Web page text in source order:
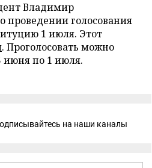
Владимир
проведении голосования
1 июля. Этот
. Проголосовать можно
июня по 1 июля.
на наши каналы